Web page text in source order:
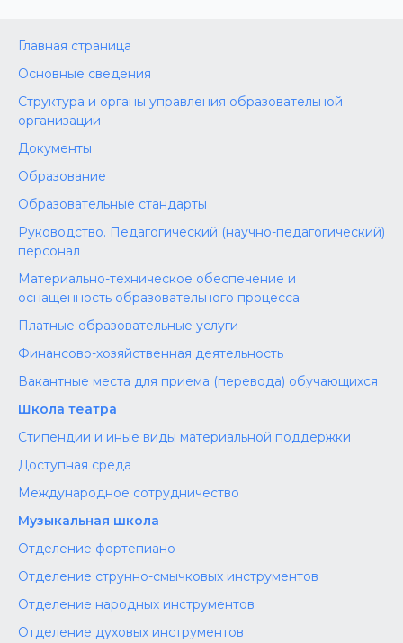
Главная страница
Основные сведения
Структура и органы управления образовательной
организации
Документы
Образование
Образовательные стандарты
Руководство. Педагогический (научно-педагогический)
персонал
Материально-техническое обеспечение и
оснащенность образовательного процесса
Платные образовательные услуги
Финансово-хозяйственная деятельность
Вакантные места для приема (перевода) обучающихся
Школа театра
Стипендии и иные виды материальной поддержки
Доступная среда
Международное сотрудничество
Музыкальная школа
Отделение фортепиано
Отделение струнно-смычковых инструментов
Отделение народных инструментов
Отделение духовых инструментов